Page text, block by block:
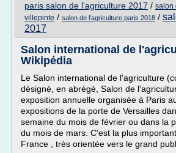
paris salon de l'agriculture 2017 / salon
villepinte / salon de l'agriculture paris 2018 /
2017
Salon international de
Wikipédia
Le Salon international de l'agriculture
désigné, en abrégé, Salon de
exposition annuelle organisée à Paris
expositions de la porte de Versailles
semaine du mois de février ou dans la
du mois de mars. C'est la plus
France , très orientée vers le grand